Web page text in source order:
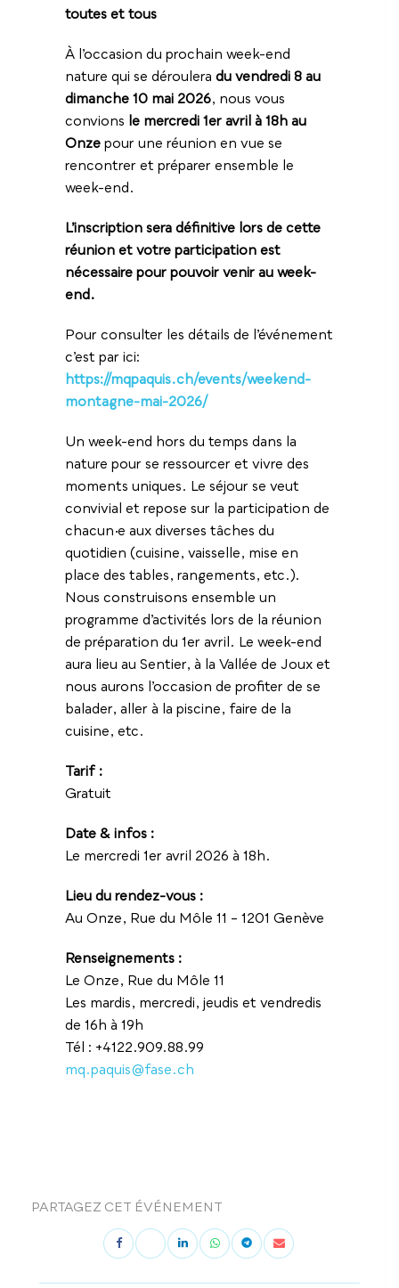
toutes et tous
À l’occasion du prochain week-end
nature qui se déroulera du vendredi 8 au
dimanche 10 mai 2026, nous vous
convions le mercredi 1er avril à 18h au
Onzepour une réunion en vue se
rencontrer et préparer ensemble le
week-end.
L’inscription sera définitive lors de cette
réunion et votre participation est
nécessaire pour pouvoir venir au week-
end.
Pour consulter les détails de l’événement
c’est par ici:
https://mqpaquis.ch/events/weekend-
montagne-mai-2026/
Un week-end hors du temps dans la
nature pour se ressourcer et vivre des
moments uniques. Le séjour se veut
convivial et repose sur la participation de
chacun·e aux diverses tâches du
quotidien (cuisine, vaisselle, mise en
place des tables, rangements, etc.).
Nous construisons ensemble un
programme d’activités lors de la réunion
de préparation du 1er avril. Le week-end
aura lieu au Sentier, à la Vallée de Joux et
nous aurons l’occasion de profiter de se
balader, aller à la piscine, faire de la
cuisine, etc.
Tarif :
Gratuit
Date & infos :
Le mercredi 1er avril 2026 à 18h.
Lieu du rendez-vous :
Au Onze, Rue du Môle 11 – 1201 Genève
Renseignements :
Le Onze, Rue du Môle 11
Les mardis, mercredi, jeudis et vendredis
de 16h à 19h
Tél : +4122.909.88.99
mq.paquis@fase.ch
PARTAGEZ CET ÉVÉNEMENT